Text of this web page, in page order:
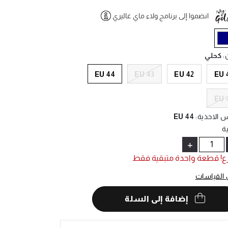
انضموا إلى برنامج ولاء ماي غاليري
selected
:كحلي
EU
EU 42
EU 43
EU 44
EU
الاحذية:
EU 44
+
قطعة واحدة متبقية فقط
القياسات
إضافة إلى السلة